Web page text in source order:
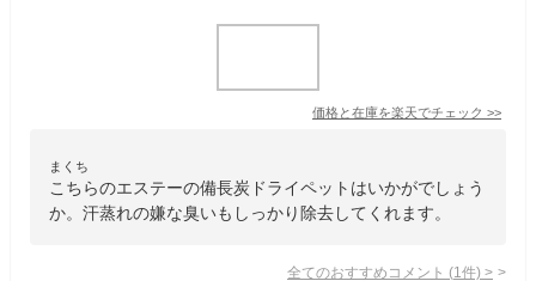
価格と在庫を楽天でチェック >>
まくち
こちらのエステーの備長炭ドライペットはいかがでしょう
か。汗蒸れの嫌な臭いもしっかり除去してくれます。
全てのおすすめコメント (1 件) >